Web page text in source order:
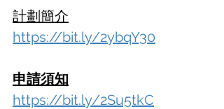
計劃簡介
https://bit.ly/2ybqY30
申請須知
https://bit.ly/2Su5tkC